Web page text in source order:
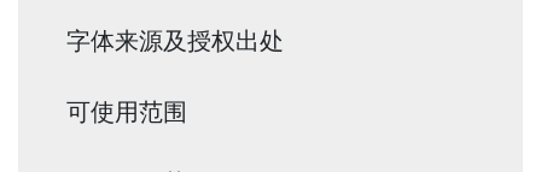
字体来源及授权出处
可使用范围